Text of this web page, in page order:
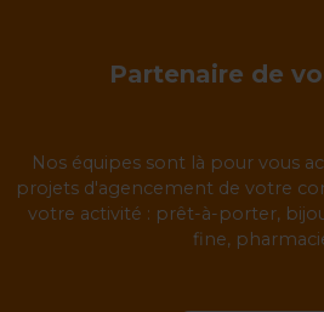
Partenaire de
Nos équipes sont là pour vous
projets d'agencement de votre
votre activité : prêt-à-porter,
fine,